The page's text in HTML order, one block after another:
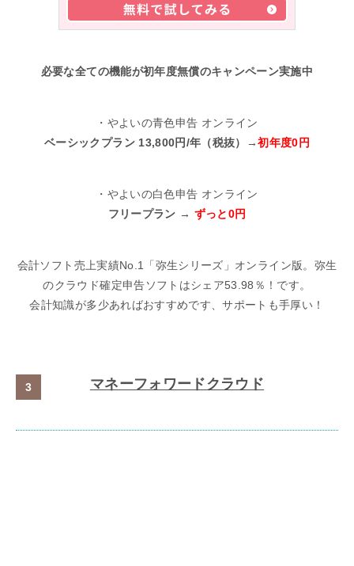
必要な全ての機能が初年度無償のキャンペーン実施中
・やよいの青色申告 オンライン
ベーシックプラン 13,800円/年（税抜）→初年度0円
・やよいの白色申告 オンライン
フリープラン → ずっと0円
会計ソフト売上実績No.1「弥生シリーズ」オンライン版。弥生
のクラウド確定申告ソフトはシェア53.98％！です。
会計知識が多少あればおすすめです、サポートも手厚い！
マネーフォワードクラウド